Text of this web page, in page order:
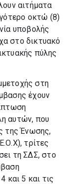
αιτήματα
οκτώ (8)
υποβολής
στο δικτυακό
πύλης
στη
έχουν
αυτών, που
της Ένωσης,
τρίτες
τη ΣΔΣ, στο
και 5 και τις